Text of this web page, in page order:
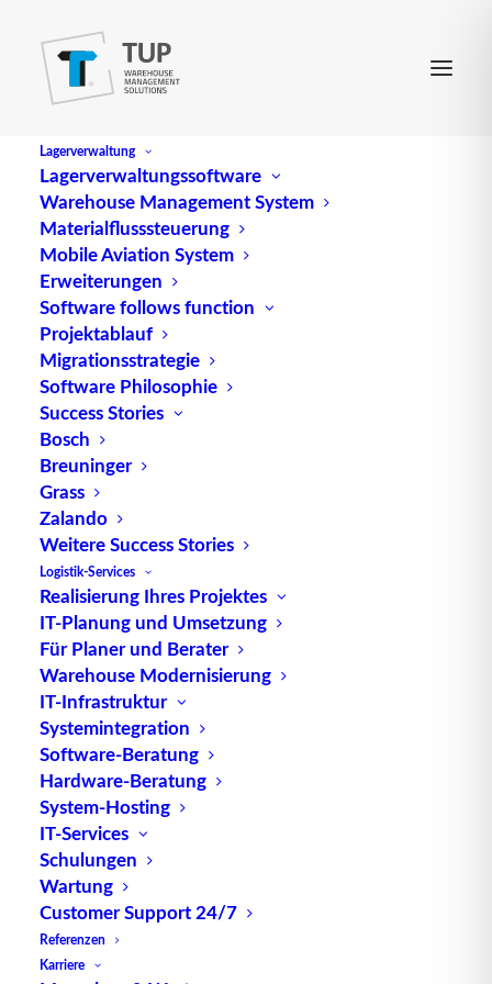
Lagerverwaltung
Lagerverwaltungssoftware
Warehouse Management System
Materialflusssteuerung
Mobile Aviation System
Erweiterungen
Software follows function
Projektablauf
Migrationsstrategie
Software Philosophie
Success Stories
Bosch
Breuninger
Grass
Zalando
Weitere Success Stories
Logistik-Services
Realisierung Ihres Projektes
IT-Planung und Umsetzung
Für Planer und Berater
Warehouse Modernisierung
IT-Infrastruktur
Systemintegration
Software-Beratung
Hardware-Beratung
System-Hosting
IT-Services
Schulungen
Wartung
Customer Support 24/7
Referenzen
Karriere
Diese Cookie-Richtlinie wurde zuletzt am 23. Juni
2026 aktualisiert und gilt für Bürger und
Einwohner mit ständigem Wohnsitz im
Europäischen Wirtschaftsraum und der Schweiz.
1. Einführung
Unsere Website,
folgenden: „Die Website“) verwendet Cookies und
ähnliche Technologien (der Einfachheit halber
werden all diese unter „Cookies“
zusammengefasst). Cookies werden außerdem von
uns beauftragten Drittparteien platziert. In dem
unten stehenden Dokument informieren wir dich
über die Verwendung von Cookies auf unserer
Website.
2. Was sind Cookies?
Ein Cookie ist eine einfache kleine Datei, die
gemeinsam mit den Seiten einer Internetadresse
versendet und vom Webbrowser auf dem PC oder
einem anderen Gerät gespeichert werden kann.
Die darin gespeicherten Informationen können
während folgender Besuche zu unseren oder den